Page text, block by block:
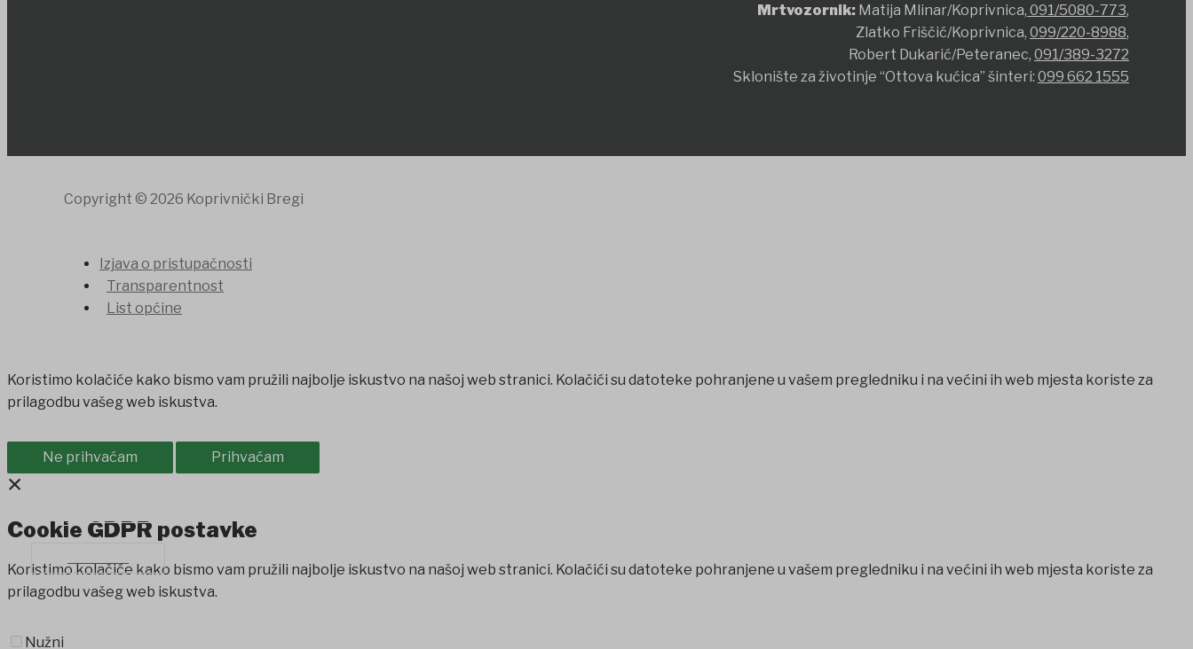
Mrtvozornik: Matija Mlinar/Koprivnica, 091/5080-773,
Zlatko Friščić/Koprivnica, 099/220-8988,
Robert Dukarić/Peteranec, 091/389-3272
Sklonište za životinje “Ottova kućica” šinteri: 099 662 1555
Copyright © 2026 Koprivnički Bregi
Izjava o pristupačnosti
Transparentnost
List općine
Koristimo kolačiće kako bismo vam pružili najbolje iskustvo na našoj web stranici. Kolačići su datoteke pohranjene u vašem pregledniku i na većini ih web mjesta koriste za
prilagodbu vašeg web iskustva.
Ne prihvaćam Prihvaćam
×
Cookie GDPR postavke
Koristimo kolačiće kako bismo vam pružili najbolje iskustvo na našoj web stranici. Kolačići su datoteke pohranjene u vašem pregledniku i na većini ih web mjesta koriste za
prilagodbu vašeg web iskustva.
Nužni